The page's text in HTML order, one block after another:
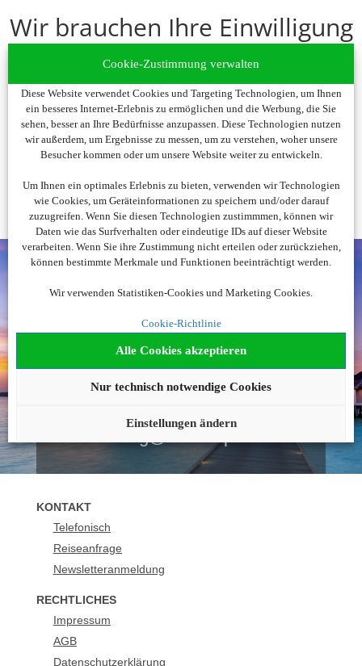
Cookie-Zustimmung verwalten
Diese Website verwendet Cookies und Targeting Technologien, um Ihnen
ein besseres Internet-Erlebnis zu ermöglichen und die Werbung, die Sie
sehen, besser an Ihre Bedürfnisse anzupassen. Diese Technologien nutzen
wir außerdem, um Ergebnisse zu messen, um zu verstehen, woher unsere
Besucher kommen oder um unsere Website weiter zu entwickeln.
Um Ihnen ein optimales Erlebnis zu bieten, verwenden wir Technologien
wie Cookies, um Geräteinformationen zu speichern und/oder darauf
zuzugreifen. Wenn Sie diesen Technologien zustimmmen, können wir
Daten wie das Surfverhalten oder eindeutige IDs auf dieser Website
verarbeiten. Wenn Sie ihre Zustimmung nicht erteilen oder zurückziehen,
können bestimmte Merkmale und Funktionen beeinträchtigt werden.
Wir verwenden Statistiken-Cookies und Marketing Cookies.
Cookie-Richtlinie
Alle Cookies akzeptieren
Nur technisch notwendige Cookies
Einstellungen ändern
Wir brauchen Ihre Einwilligung
Um diesen Inhalt darzustellen, aktivieren Sie bitte die Cookies.
Es werden ggf. personenbezogene Daten verarbeitet.
Cookies akzeptieren
Noch nicht fündig
geworden?
Wir beraten Sie gerne!
buchung@urlaubsplus.de
KONTAKT
Telefonisch
Reiseanfrage
Newsletteranmeldung
RECHTLICHES
Impressum
AGB
Datenschutzerklärung